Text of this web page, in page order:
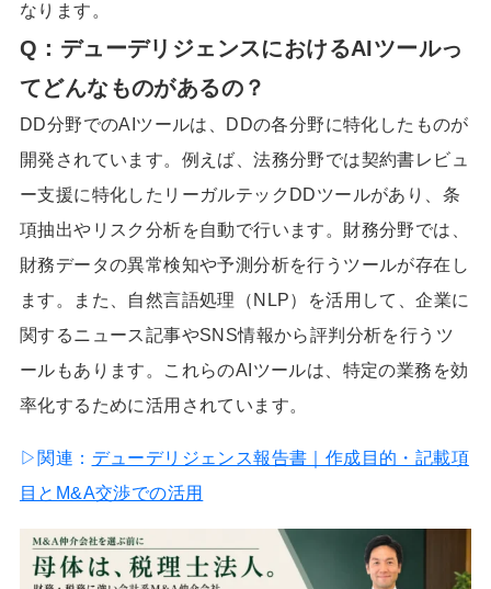
なります。
Q：デューデリジェンスにおけるAIツールっ
てどんなものがあるの？
DD分野でのAIツールは、DDの各分野に特化したものが
開発されています。例えば、法務分野では契約書レビュ
ー支援に特化したリーガルテックDDツールがあり、条
項抽出やリスク分析を自動で行います。財務分野では、
財務データの異常検知や予測分析を行うツールが存在し
ます。また、自然言語処理（NLP）を活用して、企業に
関するニュース記事やSNS情報から評判分析を行うツ
ールもあります。これらのAIツールは、特定の業務を効
率化するために活用されています。
▷関連： デューデリジェンス報告書｜作成目的・記載項
目とM&A交渉での活用